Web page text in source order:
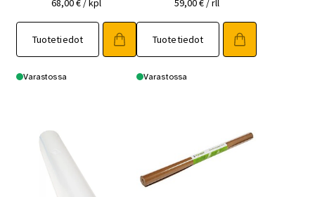
68,00€ / kpl
Tuotetiedot
Varastossa
59,00€ / rll
Tuotetiedot
Varastossa